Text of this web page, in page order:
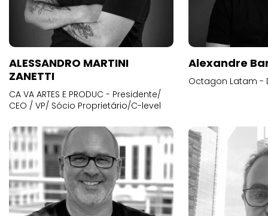
ALESSANDRO MARTINI
ZANETTI
CA VA ARTES E PRODUC - Presidente/
CEO / VP/ Sócio Proprietário/C-level
Alexandre
Octagon Latam -